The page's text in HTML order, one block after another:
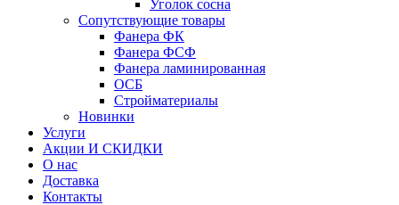
Уголок сосна
Сопутствующие товары
Фанера ФК
Фанера ФСФ
Фанера ламинированная
ОСБ
Стройматериалы
Новинки
Услуги
Акции И СКИДКИ
О нас
Доставка
Контакты